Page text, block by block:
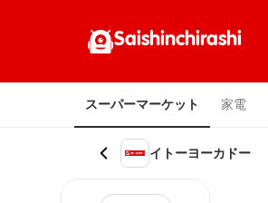
Saishinchirashi
スーパーマーケット 家電
イトーヨーカドー